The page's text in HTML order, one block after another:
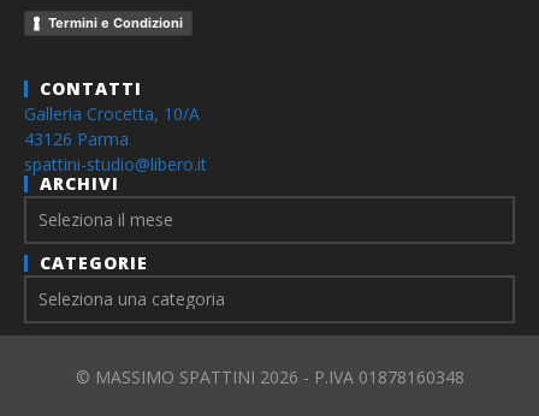
Termini e Condizioni
CONTATTI
Galleria Crocetta, 10/A
43126 Parma
spattini-studio@libero.it
ARCHIVI
Archivi
CATEGORIE
© MASSIMO SPATTINI 2026 - P.IVA 01878160348